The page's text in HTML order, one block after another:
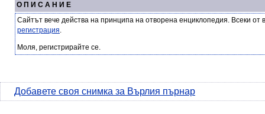
О П И С А Н И Е
Сайтът вече действа на принципа на отворена енциклопедия. Всеки
регистрация.
Моля, регистрирайте се.
Добавете своя снимка за Върлия пърнар